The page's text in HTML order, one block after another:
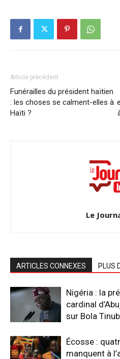
Article précédent
Funérailles du président haïtien
: les choses se calment-elles à
Haïti ?
Le
ARTICLES CONNEXES PLUS
Nigéria : la
cardinal
sur Bola
Écosse :
manquent à